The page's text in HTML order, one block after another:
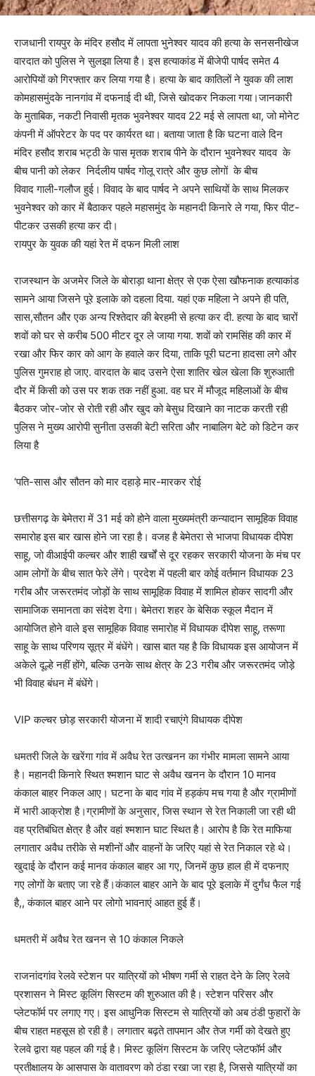
राजधानी रायपुर के मंदिर हसौद में लापता भुनेश्वर यादव की हत्या के सनसनीखेज
वारदात को पुलिस ने सुलझा लिया है। इस हत्याकांड में बीजेपी पार्षद समेत 4
आरोपियों को गिरफ्तार कर लिया गया है। हत्या के बाद कातिलों ने युवक की लाश
कोमहासमुंदके नानगांव में दफनाई दी थी, जिसे खोदकर निकला गया।जानकारी
के मुताबिक, नकटी निवासी मृतक भुवनेश्वर यादव 22 मई से लापता था, जो मोनेट
कंपनी में ऑपरेटर के पद पर कार्यरत था। बताया जाता है कि घटना वाले दिन
मंदिर हसौद शराब भट्ठी के पास मृतक शराब पीने के दौरान भुवनेश्वर यादव के
बीच पानी को लेकर निर्दलीय पार्षद गोलू रात्रे और कुछ लोगों के बीच
विवाद गाली-गलौज हुई। विवाद के बाद पार्षद ने अपने साथियों के साथ मिलकर
भुवनेश्वर को कार में बैठाकर पहले महासमुंद के महानदी किनारे ले गया, फिर पीट-
पीटकर उसकी हत्या कर दी।
रायपुर के युवक की यहां रेत में दफन मिली लाश
राजस्थान के अजमेर जिले के बोराड़ा थाना क्षेत्र से एक ऐसा खौफनाक हत्याकांड
सामने आया जिसने पूरे इलाके को दहला दिया. यहां एक महिला ने अपने ही पति,
सास,सौतन और एक अन्य रिश्तेदार की बेरहमी से हत्या कर दी. हत्या के बाद चारों
शवों को घर से करीब 500 मीटर दूर ले जाया गया. शवों को रामसिंह की कार में
रखा और फिर कार को आग के हवाले कर दिया, ताकि पूरी घटना हादसा लगे और
पुलिस गुमराह हो जाए. वारदात के बाद उसने ऐसा शातिर खेल खेला कि शुरुआती
दौर में किसी को उस पर शक तक नहीं हुआ. वह घर में मौजूद महिलाओं के बीच
बैठकर जोर-जोर से रोती रही और खुद को बेसुध दिखाने का नाटक करती रही
पुलिस ने मुख्य आरोपी सुनीता उसकी बेटी सरिता और नाबालिग बेटे को डिटेन कर
लिया है
‘पति-सास और सौतन को मार दहाड़े मार-मारकर रोई
छत्तीसगढ़ के बेमेतरा में 31 मई को होने वाला मुख्यमंत्री कन्यादान सामूहिक विवाह
समारोह इस बार खास होने जा रहा है। वजह है बेमेतरा से भाजपा विधायक दीपेश
साहू, जो वीआईपी कल्चर और शाही खर्चों से दूर रहकर सरकारी योजना के मंच पर
आम लोगों के बीच सात फेरे लेंगे। प्रदेश में पहली बार कोई वर्तमान विधायक 23
गरीब और जरूरतमंद जोड़ों के साथ सामूहिक विवाह में शामिल होकर सादगी और
सामाजिक समानता का संदेश देगा। बेमेतरा शहर के बेसिक स्कूल मैदान में
आयोजित होने वाले इस सामूहिक विवाह समारोह में विधायक दीपेश साहू, तरूणा
साहू के साथ परिणय सूत्र में बंधेंगे। खास बात यह है कि विधायक इस आयोजन में
अकेले दूल्हे नहीं होंगे, बल्कि उनके साथ क्षेत्र के 23 गरीब और जरूरतमंद जोड़े
भी विवाह बंधन में बंधेंगे।
VIP कल्चर छोड़ सरकारी योजना में शादी रचाएंगे विधायक दीपेश
धमतरी जिले के खरेंगा गांव में अवैध रेत उत्खनन का गंभीर मामला सामने आया
है। महानदी किनारे स्थित श्मशान घाट से अवैध खनन के दौरान 10 मानव
कंकाल बाहर निकल आए। घटना के बाद गांव में हड़कंप मच गया है और ग्रामीणों
में भारी आक्रोश है।ग्रामीणों के अनुसार, जिस स्थान से रेत निकाली जा रही थी
वह प्रतिबंधित क्षेत्र है और वहां श्मशान घाट स्थित है। आरोप है कि रेत माफिया
लगातार अवैध तरीके से मशीनों और वाहनों के जरिए यहां से रेत निकाल रहे थे।
खुदाई के दौरान कई मानव कंकाल बाहर आ गए, जिनमें कुछ हाल ही में दफनाए
गए लोगों के बताए जा रहे हैं।कंकाल बाहर आने के बाद पूरे इलाके में दुर्गंध फैल गई
है,, कंकाल बाहर आने पर लोगो भावनाएं आहत हुई हैं।
धमतरी में अवैध रेत खनन से 10 कंकाल निकले
राजनांदगांव रेलवे स्टेशन पर यात्रियों को भीषण गर्मी से राहत देने के लिए रेलवे
प्रशासन ने मिस्ट कूलिंग सिस्टम की शुरुआत की है। स्टेशन परिसर और
प्लेटफॉर्म पर लगाए गए। इस आधुनिक सिस्टम से यात्रियों को अब ठंडी फुहारों के
बीच राहत महसूस हो रही है। लगातार बढ़ते तापमान और तेज गर्मी को देखते हुए
रेलवे द्वारा यह पहल की गई है। मिस्ट कूलिंग सिस्टम के जरिए प्लेटफॉर्म और
प्रतीक्षालय के आसपास के वातावरण को ठंडा रखा जा रहा है, जिससे यात्रियों का